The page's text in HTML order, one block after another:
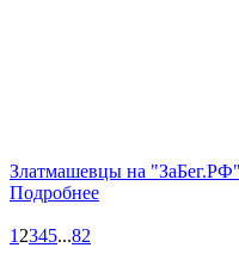
Златмашевцы на "ЗаБег.РФ"
Подробнее
1 2345...82